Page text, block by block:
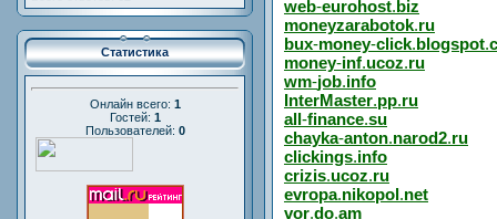
Статистика
Онлайн всего: 1
Гостей: 1
Пользователей: 0
web-eurohost.biz
moneyzarabotok.ru
bux-money-click.blogspot.
money-inf.ucoz.ru
wm-job.info
InterMaster.pp.ru
all-finance.su
chayka-anton.narod2.ru
clickings.info
crizis.ucoz.ru
evropa.nikopol.net
vor.do.am